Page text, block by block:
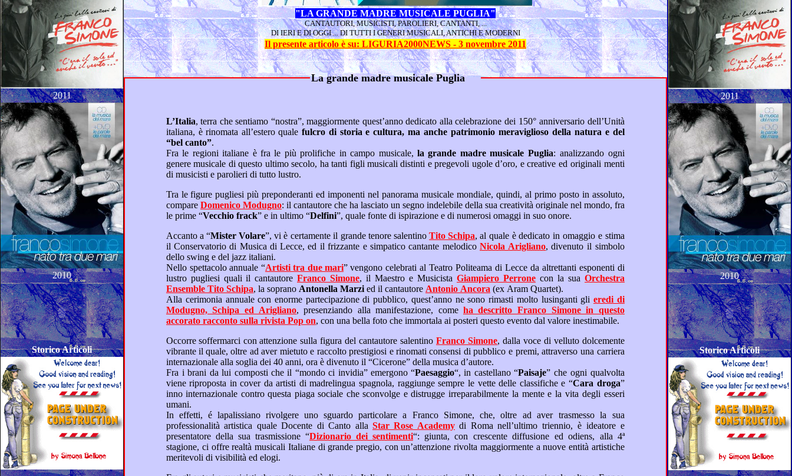
2011
2010
Storico Articoli
2011
2010
Storico Articoli
"LA GRANDE MADRE MUSICALE PUGLIA"
CANTAUTORI, MUSICISTI, PAROLIERI, CANTANTI, ...
DI IERI E DI OGGI ... DI TUTTI I GENERI MUSICALI, ANTICHI E MODERNI
Il presente articolo è su: LIGURIA2000NEWS - 3 novembre 2011
La grande madre musicale Puglia
L’Italia, terra che sentiamo “nostra”, maggiormente quest’anno dedicato alla celebrazione dei 150° anniversario dell’Unità
italiana, è rinomata all’estero quale fulcro di storia e cultura, ma anche patrimonio meraviglioso della natura e del
“bel canto”.
Fra le regioni italiane è fra le più prolifiche in campo musicale,
la grande madre musicale Puglia: analizzando ogni
genere musicale di questo ultimo secolo, ha tanti figli musicali distinti e pregevoli ugole d’oro, e creative ed originali menti
di musicisti e parolieri di tutto lustro.
Tra le figure pugliesi più preponderanti ed imponenti nel panorama musicale mondiale, quindi, al primo posto in assoluto,
compare Domenico Modugno: il cantautore che ha lasciato un segno indelebile della sua creatività originale nel mondo, fra
le prime “Vecchio frack ” e in ultimo “Delfini
”, quale fonte di ispirazione e di numerosi omaggi in suo onore.
Accanto a “Mister Volare ”, vi è certamente il grande tenore salentino Tito Schipa, al quale è dedicato in omaggio e stima
il Conservatorio di Musica di Lecce, ed il frizzante e simpatico cantante melodico
Nicola Arigliano, divenuto il simbolo
dello swing e del jazz italiani.
Nello spettacolo annuale “
Artisti tra due mari” vengono celebrati al Teatro Politeama di Lecce da altrettanti esponenti di
lustro pugliesi quali il cantautore
Franco Simone , il Maestro e Musicista Giampiero Perrone con la sua Orchestra
Ensemble Tito Schipa , la soprano Antonella Marzi ed il cantautore Antonio Ancora (ex Aram Quartet).
Alla cerimonia annuale con enorme partecipazione di pubblico, quest’anno ne sono rimasti molto lusinganti gli eredi di
Modugno, Schipa ed Arigliano
, presenziando alla manifestazione, come ha descritto Franco Simone in questo
accorato racconto sulla rivista Pop on
, con una bella foto che immortala ai posteri questo evento dal valore inestimabile.
Occorre soffermarci con attenzione sulla figura del cantautore salentino
Franco Simone, dalla voce di velluto dolcemente
vibrante il quale, oltre ad aver mietuto e raccolto prestigiosi e rinomati consensi di pubblico e premi, attraverso una carriera
internazionale alla soglia dei 40 anni, ora è divenuto il “Cicerone” della musica d’autore.
Fra i brani da lui composti che il “mondo ci invidia” emergono “Paesaggio “, in castellano “Paisaje” che ogni qualvolta
viene riproposta in cover da artisti di madrelingua spagnola, raggiunge sempre le vette delle classifiche e “Cara droga”
inno internazionale contro questa piaga sociale che sconvolge e distrugge irreparabilmente la mente e la vita degli esseri
umani.
In effetti, é lapalissiano rivolgere uno sguardo particolare a Franco Simone, che, oltre ad aver trasmesso la sua
professionalità artistica quale Docente di Canto alla
Star Rose Academy
presentatore della sua trasmissione “
Dizionario dei sentimenti“: giunta, con crescente diffusione ed odiens, alla 4ª
stagione, ci offre realtà musicali Italiane di grande pregio, con un’attenzione rivolta maggiormente a nuove entità artistiche
meritevoli di visibilità ed elogi.